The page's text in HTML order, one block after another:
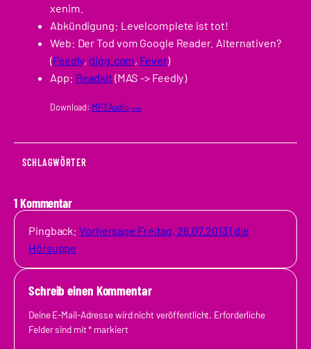
xenim.
Abkündigung: Levelcomplete ist tot!
Web: Der Tod vom Google Reader. Alternativen?
(Feedly, digg.com, Fever)
App: Readkit (MAS -> Feedly)
Download: MP3 Audio 26 MB
SCHLAGWÖRTER
1 Kommentar
Pingback:Vorhersage Freitag, 26.07.2013 | die
Hörsuppe
Schreib einen Kommentar
Deine E-Mail-Adresse wird nicht veröffentlicht. Erforderliche
Felder sind mit* markiert